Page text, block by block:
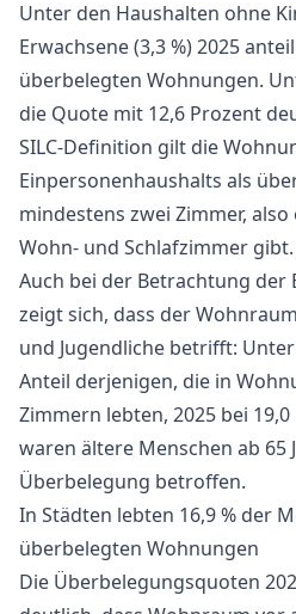
Unter den Haushalten ohne
Erwachsene (3,3 %) 2025
überbelegten Wohnungen.
die Quote mit 12,6 Prozent
SILC-Definition gilt die
Einpersonenhaushalts als
mindestens zwei Zimmer,
Wohn- und Schlafzimmer gibt.
Auch bei der Betrachtung der
zeigt sich, dass der
und Jugendliche betrifft:
Anteil derjenigen, die in
Zimmern lebten, 2025 bei
waren ältere Menschen ab 65
Überbelegung betroffen.
In Städten lebten 16,9 % der
überbelegten Wohnungen
Die Überbelegungsquoten